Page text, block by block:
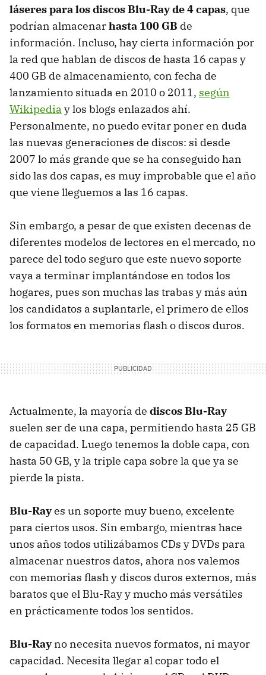
láseres para los discos Blu-Ray de 4 capas, que
podrían almacenarhasta 100 GB de
información. Incluso, hay cierta información por
la red que hablan de discos de hasta 16 capas y
400 GB de almacenamiento, con fecha de
lanzamiento situada en 2010 o 2011, según
Wikipedia y los blogs enlazados ahí.
Personalmente, no puedo evitar poner en duda
las nuevas generaciones de discos: si desde
2007 lo más grande que se ha conseguido han
sido las dos capas, es muy improbable que el año
que viene lleguemos a las 16 capas.
Sin embargo, a pesar de que existen decenas de
diferentes modelos de lectores en el mercado, no
parece del todo seguro que este nuevo soporte
vaya a terminar implantándose en todos los
hogares, pues son muchas las trabas y más aún
los candidatos a suplantarle, el primero de ellos
los formatos en memorias flash o discos duros.
Actualmente, la mayoría de discos Blu-Ray
suelen ser de una capa, permitiendo hasta 25 GB
de capacidad. Luego tenemos la doble capa, con
hasta 50 GB, y la triple capa sobre la que ya se
pierde la pista.
Blu-Rayes un soporte muy bueno, excelente
para ciertos usos. Sin embargo, mientras hace
unos años todos utilizábamos CDs y DVDs para
almacenar nuestros datos, ahora nos valemos
con memorias flash y discos duros externos, más
baratos que el Blu-Ray y mucho más versátiles
en prácticamente todos los sentidos.
Blu-Rayno necesita nuevos formatos, ni mayor
capacidad. Necesita llegar al copar todo el